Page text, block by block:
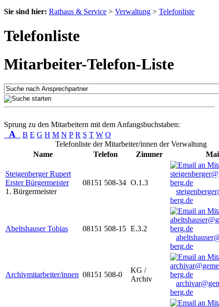
Sie sind hier: Rathaus & Service > Verwaltung > Telefonliste
Telefonliste
Mitarbeiter-Telefon-Liste
Sprung zu den Mitarbeitern mit dem Anfangsbuchstaben:
A B E G H M N P R S T W O
Telefonliste der Mitarbeiter/innen der Verwaltung
Name
Telefon Zimmer
Steigenberger Rupert
Erster Bürgermeister
1. Bürgermeister
08151 508-34 O.1.3
berg.de
Abeltshauser Tobias 08151 508-15 E.3.2
berg.de
Archivmitarbeiter/innen 08151 508-0
KG /
Archiv
berg.de